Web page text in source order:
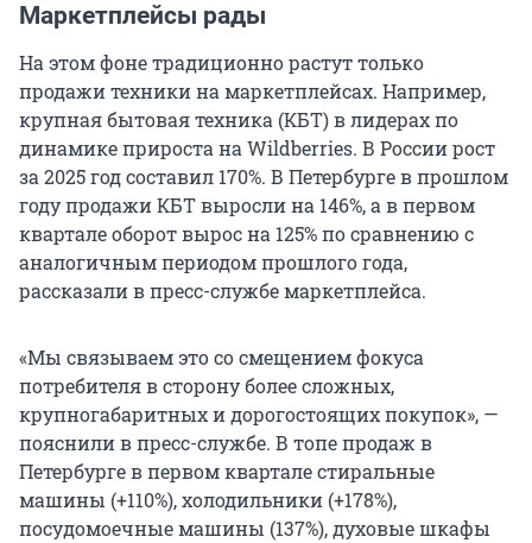
Маркетплейсы рады
На этом фоне традиционно растут только
продажи техники на маркетплейсах. Например,
крупная бытовая техника (КБТ) в лидерах по
динамике прироста на Wildberries. В России рост
за 2025 год составил 170%. В Петербурге в прошлом
году продажи КБТ выросли на 146%, а в первом
квартале оборот вырос на 125% по сравнению с
аналогичным периодом прошлого года,
рассказали в пресс-службе маркетплейса.
«Мы связываем это со смещением фокуса
потребителя в сторону более сложных,
крупногабаритных и дорогостоящих покупок», —
пояснили в пресс-службе. В топе продаж в
Петербурге в первом квартале стиральные
машины (+110%), холодильники (+178%),
посудомоечные машины (137%), духовые шкафы